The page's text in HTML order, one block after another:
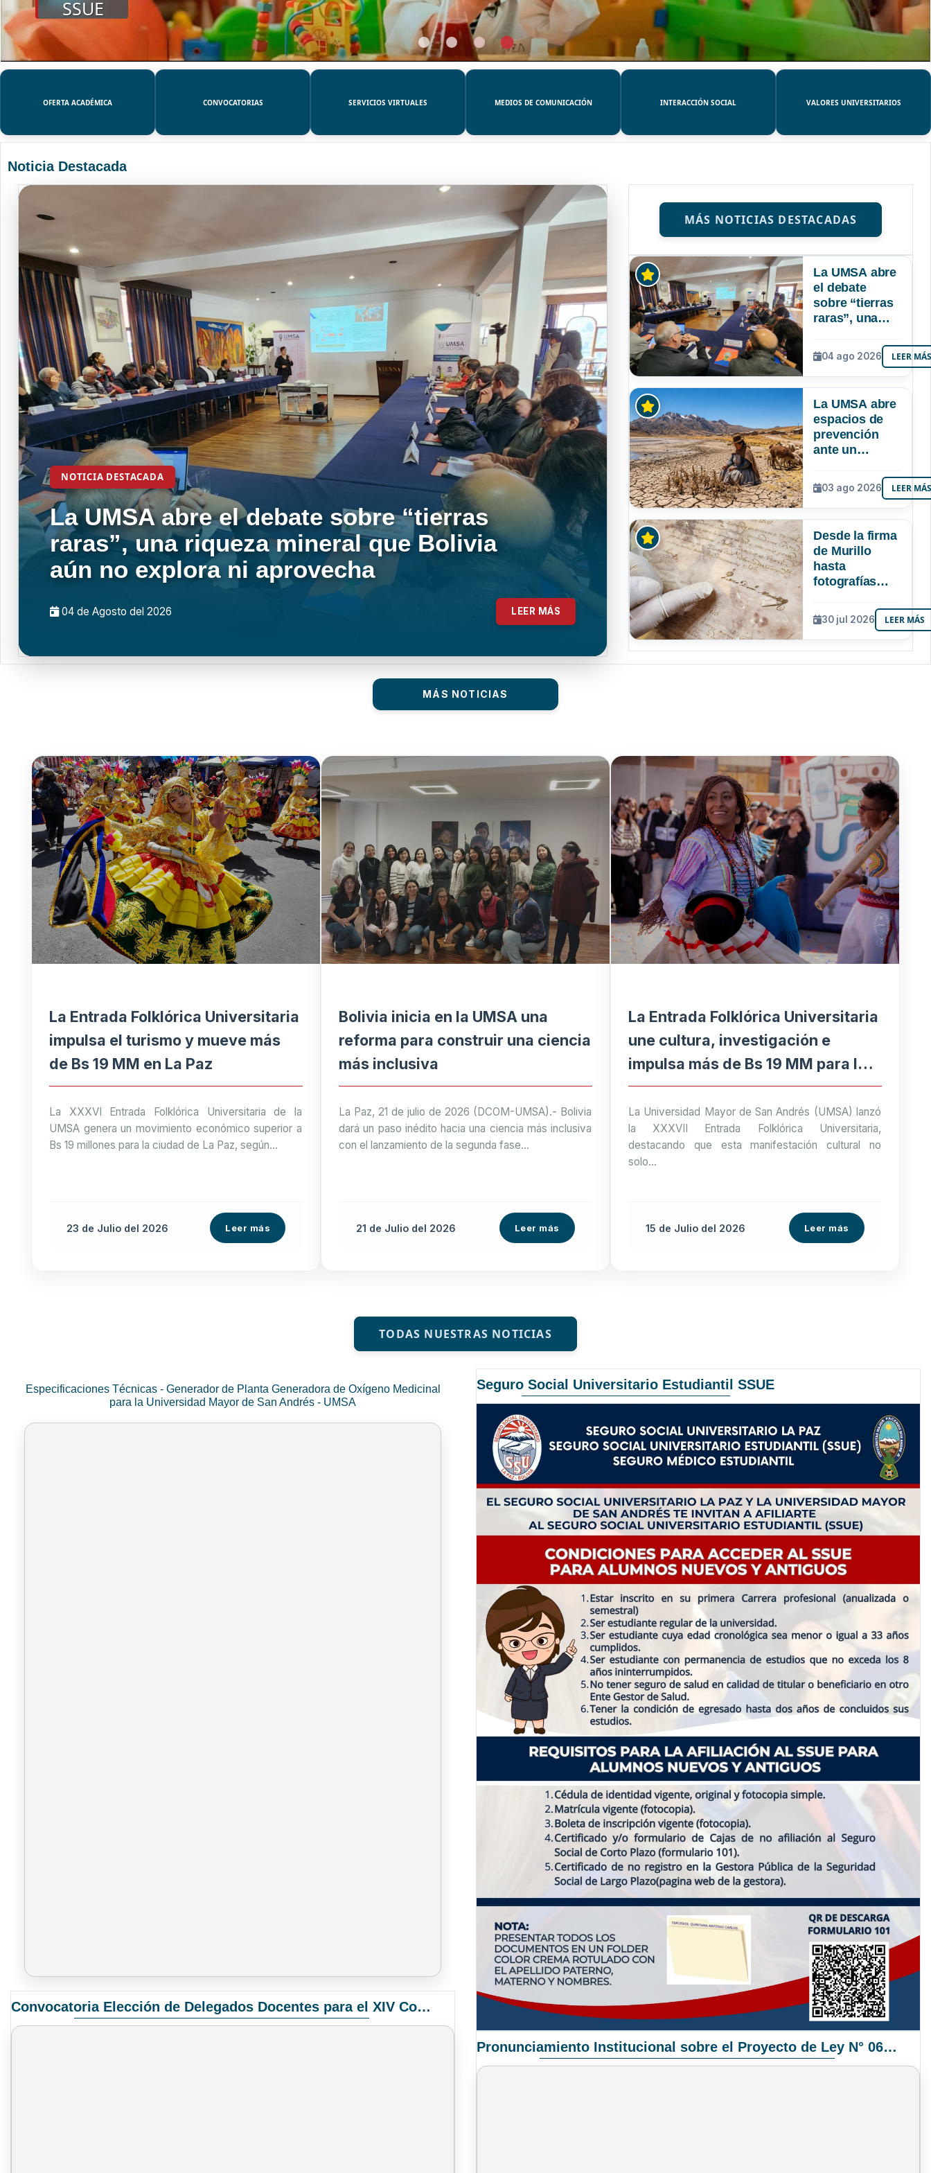
SSUE
OFERTA ACADÉMICA CONVOCATORIAS SERVICIOS VIRTUALES MEDIOS DE COMUNICACIÓN INTERACCIÓN SOCIAL VALORES UNIVERSITARIOS
Noticia Destacada
NOTICIA DESTACADA
La UMSA abre el debate sobre “tierras
raras”, una riqueza mineral que Bolivia
aún no explora ni aprovecha
04 de Agosto del 2026 LEER MÁS
MÁS NOTICIAS DESTACADAS
La UMSA abre
el debate
sobre “tierras
raras”, una
mineral que
Bolivia aún no
explora ni
04 ago 2026 LEER
La UMSA abre
espacios de
prevención
ante un
Niño que
podría superar
a los tres
Bolivia
03 ago 2026 LEER
Desde la firma
de Murillo
hasta
fotografías
UMSA
resguarda 6
joyas de la
30 jul 2026 LEER MÁS
MÁS NOTICIAS
La Entrada Folklórica Universitaria
impulsa el turismo y mueve más
de Bs 19 MM en La Paz
La XXXVI Entrada Folklórica Universitaria de la
UMSA genera un movimiento económico superior a
Bs 19 millones para la ciudad de La Paz, según...
23 de Julio del 2026 Leer más
Bolivia inicia en la UMSA una
reforma para construir una ciencia
más inclusiva
La Paz, 21 de julio de 2026 (DCOM-UMSA).- Bolivia
dará un paso inédito hacia una ciencia más inclusiva
con el lanzamiento de la segunda fase...
21 de Julio del 2026 Leer más
La Entrada Folklórica Universitaria
une cultura, investigación e
impulsa más de Bs 19 MM para la
economía paceña
La Universidad Mayor de San Andrés (UMSA) lanzó
la XXXVII Entrada Folklórica Universitaria,
destacando que esta manifestación cultural no
solo...
15 de Juliodel 2026 Leer más
TODAS NUESTRAS NOTICIAS
Especificaciones Técnicas - Generador de Planta Generadora de Oxígeno Medicinal
para la Universidad Mayor de San Andrés - UMSA
Convocatoria Elección de Delegados Docentes para el XIV Congreso Nacional de Universidades
Seguro Social Universitario Estudiantil SSUE
Pronunciamiento Institucional sobre el Proyecto de Ley N° 068/2025-2026 C.S.